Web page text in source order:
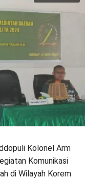
Kolonel Arm
Komunikasi
di Wilayah Korem